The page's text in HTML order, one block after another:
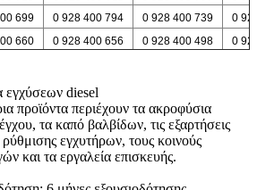
699 0 928 400 794 0 928 400 739
0
660 0 928 400 656 0 928 400 498 0
εγχύσεων diesel
προϊόντα περιέχουν τα ακροφύσια
τα καπό βαλβίδων, τις εξαρτήσεις
εγχυτήρων, τους κοινούς
και τα εργαλεία επισκευής.